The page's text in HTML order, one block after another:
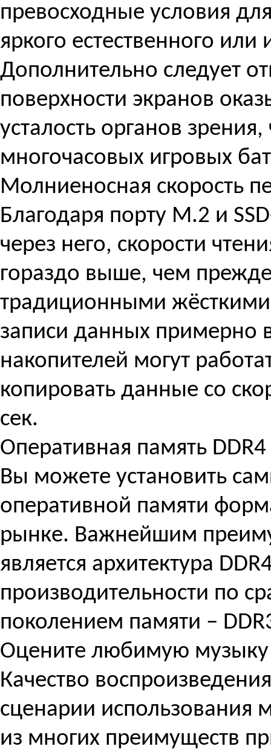
превосходные условия
яркого естественного
Дополнительно следует
поверхности экранов
усталость органов
многочасовых игровых
Молниеносная скорость
Благодаря порту M.2 и
через него, скорости
гораздо выше, чем
традиционными жёсткими
записи данных примерно
накопителей могут
копировать данные со
сек.
Оперативная память DDR4
Вы можете установить
оперативной памяти
рынке. Важнейшим
является архитектура
производительности по
поколением памяти –
Оцените любимую
Качество
сценарии использования
из многих преимуществ